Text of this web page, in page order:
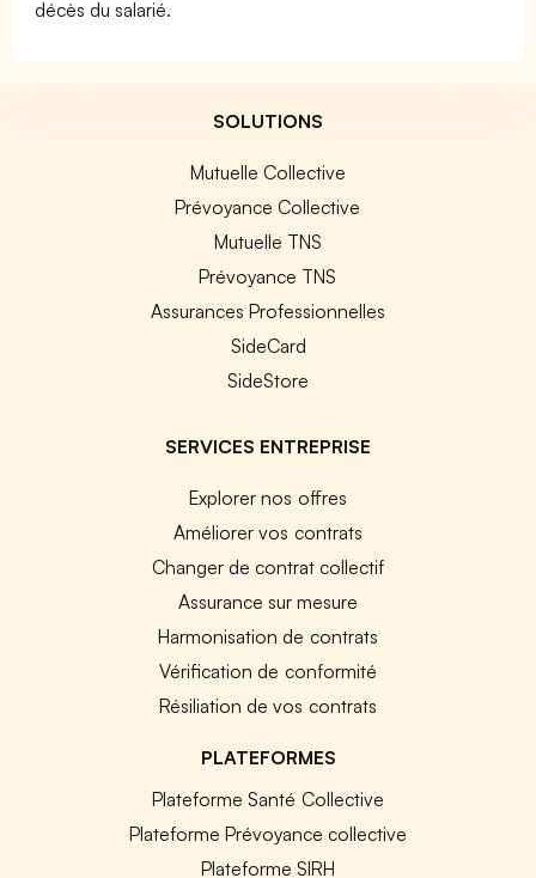
décès du salarié.
SOLUTIONS
Mutuelle Collective
Prévoyance Collective
Mutuelle TNS
Prévoyance TNS
Assurances Professionnelles
SideCard
SideStore
SERVICES ENTREPRISE
Explorer nos offres
Améliorer vos contrats
Changer de contrat collectif
Assurance sur mesure
Harmonisation de contrats
Vérification de conformité
Résiliation de vos contrats
PLATEFORMES
Plateforme Santé Collective
Plateforme Prévoyance collective
Plateforme SIRH